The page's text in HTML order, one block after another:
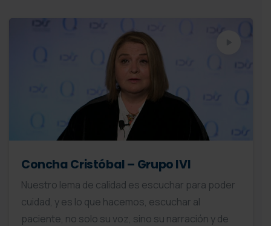
Concha Cristóbal – Grupo IVI
Nuestro lema de calidad es escuchar para poder
cuidad, y es lo que hacemos, escuchar al
paciente, no solo su voz, sino su narración y de